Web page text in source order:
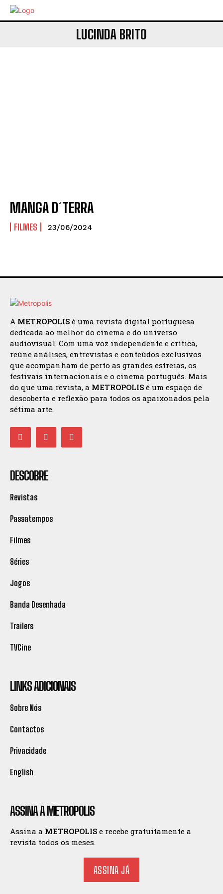
LUCINDA BRITO
MANGA D´TERRA
FILMES 23/06/2024
A METROPOLIS é uma revista digital portuguesa
dedicada ao melhor do cinema e do universo
audiovisual. Com uma voz independente e crítica,
reúne análises, entrevistas e conteúdos exclusivos
que acompanham de perto as grandes estreias, os
festivais internacionais e o cinema português. Mais
do que uma revista, a METROPOLIS é um espaço de
descoberta e reflexão para todos os apaixonados pela
sétima arte.
DESCOBRE
Revistas
Passatempos
Filmes
Séries
Jogos
Banda Desenhada
Trailers
TVCine
LINKS ADICIONAIS
Sobre Nós
Contactos
Privacidade
English
ASSINA A METROPOLIS
Assina a METROPOLIS e recebe gratuitamente a
revista todos os meses.
ASSINA JÁ